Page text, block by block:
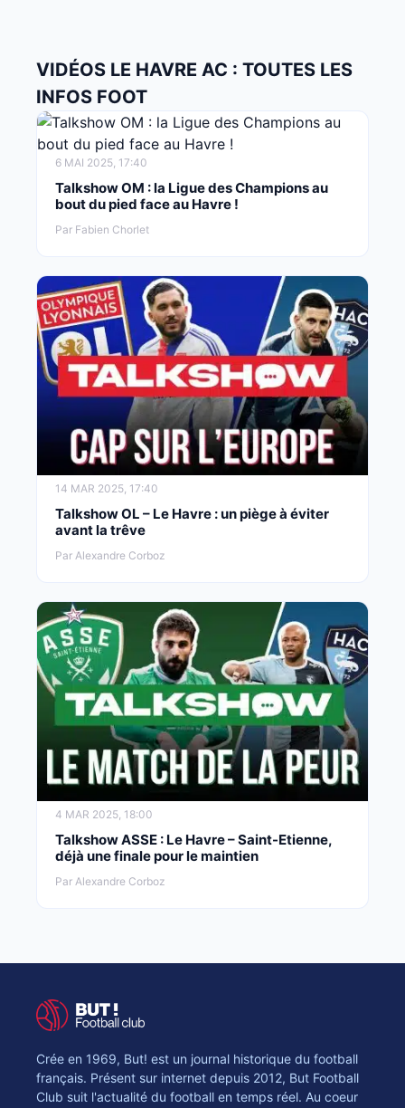
VIDÉOS LE HAVRE AC : TOUTES LES
INFOS FOOT
6 MAI 2025, 17:40
Talkshow OM : la Ligue des Champions au
bout du pied face au Havre !
Par Fabien Chorlet
14 MAR 2025, 17:40
Talkshow OL – Le Havre : un piège à éviter
avant la trêve
Par Alexandre Corboz
4 MAR 2025, 18:00
Talkshow ASSE : Le Havre – Saint-Etienne,
déjà une finale pour le maintien
Par Alexandre Corboz
Crée en 1969, But! est un journal historique du football
français. Présent sur internet depuis 2012, But Football
Club suit l'actualité du football en temps réel. Au coeur